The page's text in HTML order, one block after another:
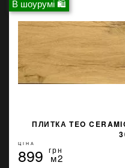
В шоурумі 🛍
ПЛИТКА TEO
ЦІНА
899 грн
м2